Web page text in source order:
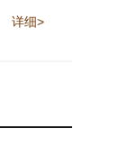
详细>